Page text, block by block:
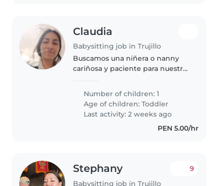
Claudia
Babysitting job in Trujillo
Buscamos una niñera o nanny
cariñosa y paciente para nuestro
Alguien que se sienta cómodo
cocinando y ayudando con
tareas básicas del hogar. ¡Ideal
padres-ayudando-padres!..
Number of children: 1
Age of children:Toddler
Last activity: 2 weeks ago
PEN 5.00/hr
Stephany
Babysitting job in Trujillo
9